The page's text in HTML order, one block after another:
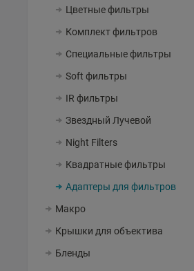
Цветные фильтры
Комплект фильтров
Специальные фильтры
Soft фильтры
IR фильтры
Звездный Лучевой
Night Filters
Квадратные фильтры
Адаптеры для фильтров
Макро
Крышки для объектива
Бленды